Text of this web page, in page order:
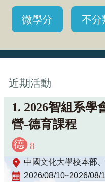
微學分 不分
近期活動
1. 2026智組系學
營-德育課程
德 8
中國文化大學校本部
2026/08/10~2026/08/